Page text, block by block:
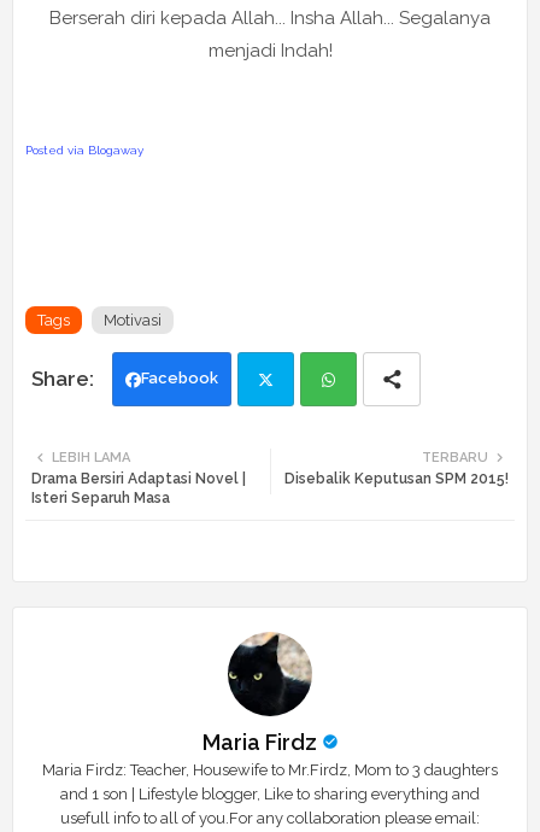
Berserah diri kepada Allah... Insha Allah... Segalanya
menjadi Indah!
Posted via Blogaway
Tags Motivasi
Facebook
ats
TERBARU
Disebalik Keputusan SPM 2015!
LEBIH LAMA
Drama Bersiri Adaptasi Novel |
Isteri Separuh Masa
Maria Firdz
Maria Firdz: Teacher, Housewife to Mr.Firdz, Mom to 3 daughters
and 1 son | Lifestyle blogger, Like to sharing everything and
usefull info to all of you.For any collaboration please email: